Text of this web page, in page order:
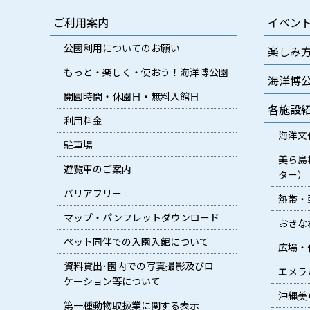
ご利用案内
公園利用についてのお願い
もっと・楽しく・使おう！海洋博公園
開園時間・休園日・無料入館日
利用料金
駐車場
遊覧車のご案内
バリアフリー
マップ・パンフレットダウンロード
ペット同伴での入園入館について
資料貸出･園内での写真撮影及びロ
ケーション等について
第一種動物取扱業に関する表示
イベン
楽しみ
海洋博
各施設
海洋文
美ら
ター）
熱帯
おき
広場
エメ
沖縄